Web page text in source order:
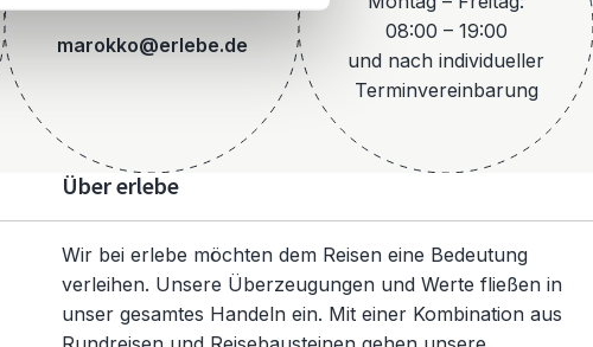
marokko@erlebe.de
08:00 – 19:00
und nach individueller
Terminvereinbarung
Über erlebe
Wir bei erlebe möchten dem Reisen eine Bedeutung
verleihen. Unsere Überzeugungen und Werte fließen in
unser gesamtes Handeln ein. Mit einer Kombination aus